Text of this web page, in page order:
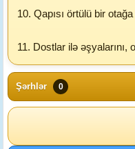
10. Qapısı örtülü bir
11. Dostlar ilə
Şərhlər 0